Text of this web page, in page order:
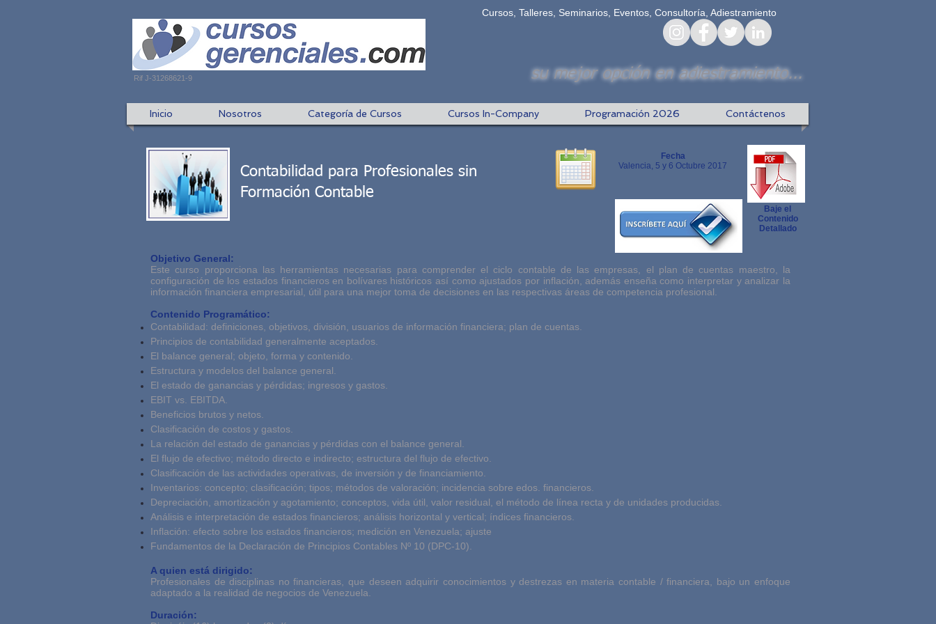
Cursos, Talleres, Seminarios, Eventos, Consultoría, Adiestramiento
Rif J-31268621-9 su mejor opción en adiestramiento...
Inicio Nosotros Categoría de Cursos Cursos In-Company Programación 2026 Contáctenos
Contabilidad para Profesionales sin
Formación Contable
Objetivo General:
Este curso proporciona las herramientas necesarias para comprender el ciclo contable de las empresas, el plan de cuentas maestro, la
configuración de los estados financieros en bolívares históricos así como ajustados por inflación, además enseña como interpretar y analizar la
información financiera empresarial, útil para una mejor toma de decisiones en las respectivas áreas de competencia profesional.
Contenido Programático:
Contabilidad: definiciones, objetivos, división, usuarios de información financiera; plan de cuentas.
Principios de contabilidad generalmente aceptados.
El balance general; objeto, forma y contenido.
Estructura y modelos del balance general.
El estado de ganancias y pérdidas; ingresos y gastos.
EBIT vs. EBITDA.
Beneficios brutos y netos.
Clasificación de costos y gastos.
La relación del estado de ganancias y pérdidas con el balance general.
El flujo de efectivo; método directo e indirecto; estructura del flujo de efectivo.
Clasificación de las actividades operativas, de inversión y de financiamiento.
Inventarios: concepto; clasificación; tipos; métodos de valoración; incidencia sobre edos. financieros.
Depreciación, amortización y agotamiento; conceptos, vida útil, valor residual, el método de línea recta y de unidades producidas.
Análisis e interpretación de estados financieros; análisis horizontal y vertical; índices financieros.
Inflación: efecto sobre los estados financieros; medición en Venezuela; ajuste
Fundamentos de la Declaración de Principios Contables Nº 10 (DPC-10).
A quien está dirigido:
Profesionales de disciplinas no financieras, que deseen adquirir conocimientos y destrezas en materia contable / financiera, bajo un enfoque
adaptado a la realidad de negocios de Venezuela.
Duración:
Fecha
Valencia, 5 y 6 Octubre 2017
Baje el
Contenido
Detallado